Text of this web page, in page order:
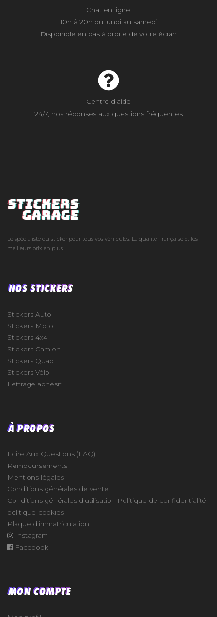
Chat en ligne
10h à 20h du lundi au samedi
Disponible en bas à droite de votre écran
Centre d'aide
24/7, nos réponses aux questions fréquentes
Le spécialiste du sticker pour tous vos véhicules. La qualité Française et les
meilleurs prix en plus !
NOS STICKERS
Stickers Auto
Stickers Moto
Stickers 4x4
Stickers Camion
Stickers Quad
Stickers Vélo
Lettrage adhésif
À PROPOS
Foire Aux Questions (FAQ)
Remboursements
Mentions légales
Conditions générales de vente
Conditions générales d'utilisation Politique de confidentialité
politique-cookies
Plaque d'immatriculation
Instagram
Facebook
MON COMPTE